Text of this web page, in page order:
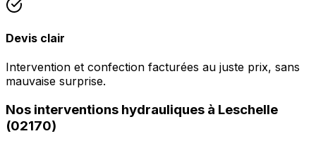
Devis clair
Intervention et confection facturées au juste prix, sans
mauvaise surprise.
Nos interventions hydrauliques à Leschelle
(02170)